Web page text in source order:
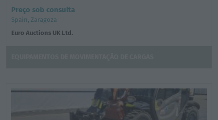
Preço sob consulta
Spain, Zaragoza
Euro Auctions UK Ltd.